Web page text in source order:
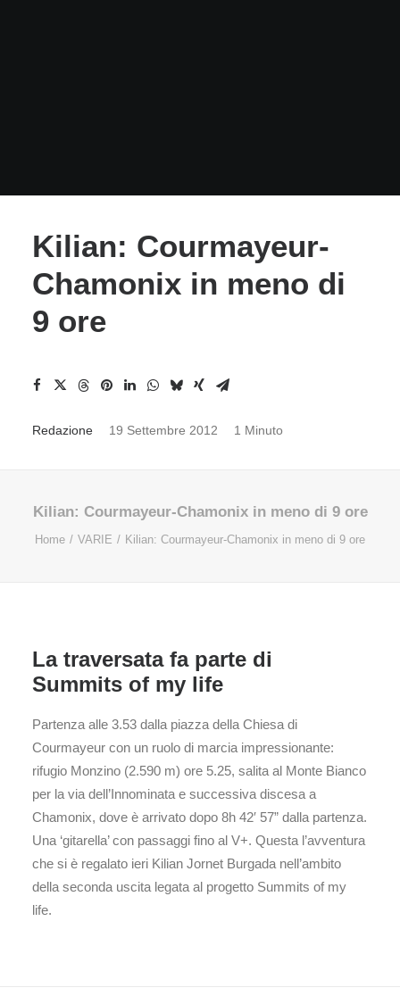
Kilian: Courmayeur-
Chamonix in meno di
9 ore
Redazione 19 Settembre 2012 1 Minuto
Kilian: Courmayeur-Chamonix in meno di 9 ore
Home VARIE Kilian: Courmayeur-Chamonix in meno di 9 ore
La traversata fa parte di
Summits of my life
Partenza alle 3.53 dalla piazza della Chiesa di
Courmayeur con un ruolo di marcia impressionante:
rifugio Monzino (2.590 m) ore 5.25, salita al Monte Bianco
per la via dell’Innominata e successiva discesa a
Chamonix, dove è arrivato dopo 8h 42′ 57” dalla partenza.
Una ‘gitarella’ con passaggi fino al V+. Questa l’avventura
che si è regalato ieri Kilian Jornet Burgada nell’ambito
della seconda uscita legata al progetto Summits of my
life.